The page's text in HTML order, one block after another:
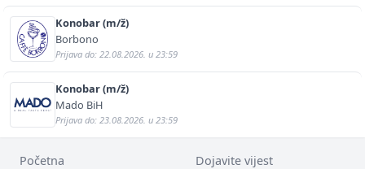
Konobar (m/ž)
Borbono
Prijava do: 22.08.2026. u 23:59
Konobar (m/ž)
Mado BiH
Prijava do: 23.08.2026. u 23:59
Početna Dojavite vijest